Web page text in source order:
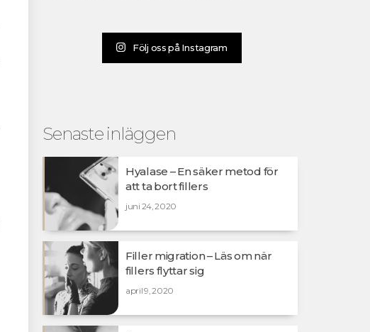
Följ oss på Instagram
Senaste inläggen
Hyalase – En säker metod för
att ta bort fillers
juni 24, 2020
Filler migration – Läs om när
fillers flyttar sig
april 9, 2020